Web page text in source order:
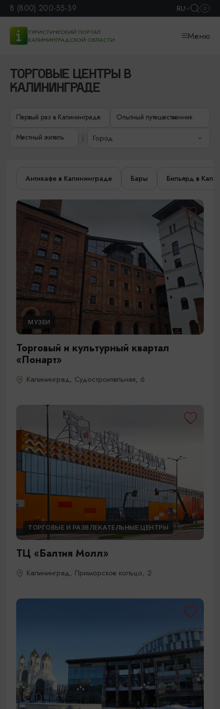
8 (800) 200-55-39 RU
ТУРИСТИЧЕСКИЙ ПОРТАЛ
КАЛИНИНГРАДСКОЙ ОБЛАСТИ
Меню
ТОРГОВЫЕ ЦЕНТРЫ В
КАЛИНИНГРАДЕ
Первый раз в Калининграде Опытный путешественник
Местный житель Город
Антикафе в Калининграде Бары Бильярд в
МУЗЕИ
Торговый и культурный квартал
«Понарт»
Калининград, Судостроительная, 6
ТОРГОВЫЕ И РАЗВЛЕКАТЕЛЬНЫЕ ЦЕНТРЫ
ТЦ «Балтия Молл»
Калининград, Приморское кольцо, 2